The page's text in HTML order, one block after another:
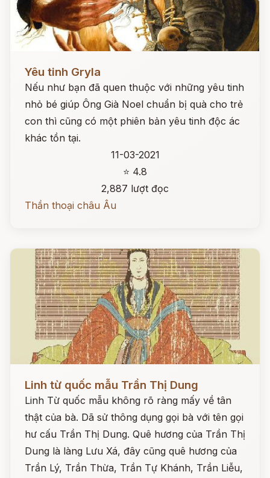
Yêu tinh Gryla
Nếu như bạn đã quen thuộc với những yêu tinh
nhỏ bé giúp Ông Già Noel chuẩn bị quà cho trẻ
con thì cũng có một phiên bản yêu tinh độc ác
khác tồn tại.
11-03-2021
⭐ 4.8
2,887 lượt đọc
Thần thoại châu Âu
Linh từ quốc mẫu Trần Thị Dung
Linh Từ quốc mẫu không rõ ràng mấy về tân
thật của bà. Dã sử thông dụng gọi bà với tên gọi
hư cấu Trần Thị Dung. Quê hương của Trần Thị
Dung là làng Lưu Xá, đây cũng quê hương của
Trần Lý, Trần Thừa, Trần Tự Khánh, Trần Liễu,